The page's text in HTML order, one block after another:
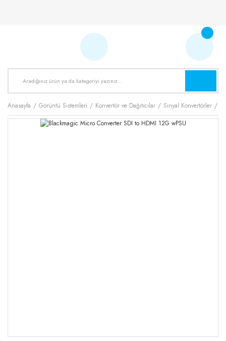
Anasayfa Görüntü Sistemleri Konvertör ve Dağıtıcılar Sinyal Konvertörler